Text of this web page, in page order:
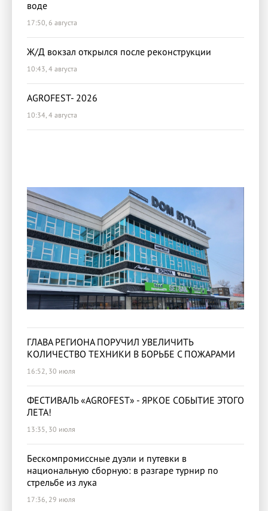
воде
17:50, 6 августа
Ж/Д вокзал открылся после реконструкции
10:43, 4 августа
AGROFEST- 2026
10:34, 4 августа
ГЛАВА РЕГИОНА ПОРУЧИЛ УВЕЛИЧИТЬ
КОЛИЧЕСТВО ТЕХНИКИ В БОРЬБЕ С ПОЖАРАМИ
16:52, 30 июля
ФЕСТИВАЛЬ «AGROFEST» - ЯРКОЕ СОБЫТИЕ ЭТОГО
ЛЕТА!
13:35, 30 июля
Бескомпромиссные дуэли и путевки в
национальную сборную: в разгаре турнир по
стрельбе из лука
17:36, 29 июля